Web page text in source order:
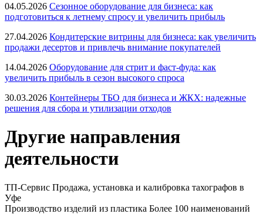
04.05.2026 Сезонное оборудование для бизнеса: как
подготовиться к летнему спросу и увеличить прибыль
27.04.2026 Кондитерские витрины для бизнеса: как увеличить
продажи десертов и привлечь внимание покупателей
14.04.2026 Оборудование для стрит и фаст-фуда: как
увеличить прибыль в сезон высокого спроса
30.03.2026 Контейнеры ТБО для бизнеса и ЖКХ: надежные
решения для сбора и утилизации отходов
Другие направления
деятельности
ТП-Сервис Продажа, установка и калибровка тахографов в
Уфе
Производство изделий из пластика Более 100 наименований